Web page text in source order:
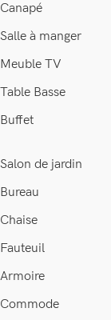
Canapé
Salle à manger
Meuble TV
Table Basse
Buffet
Salon de jardin
Bureau
Chaise
Fauteuil
Armoire
Commode